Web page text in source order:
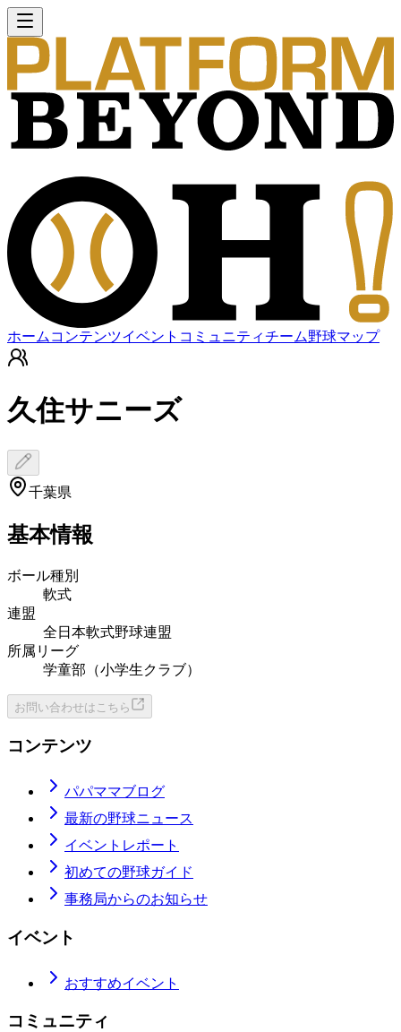
ホーム コンテンツイベント コミュニティチーム野球マップ
久住サニーズ
千葉県
基本情報
ボール種別
軟式
連盟
全日本軟式野球連盟
所属リーグ
学童部（小学生クラブ）
お問い合わせはこちら
コンテンツ
パパママブログ
最新の野球ニュース
イベントレポート
初めての野球ガイド
事務局からのお知らせ
イベント
おすすめイベント
コミュニティ